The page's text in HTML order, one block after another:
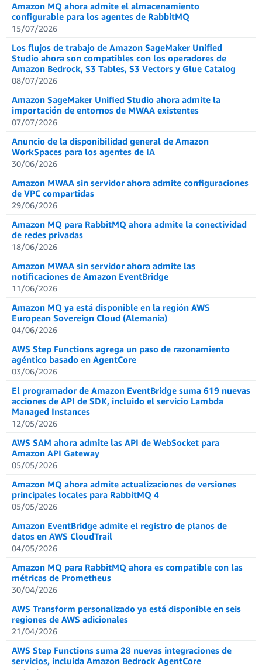
Amazon MQ ahora admite el almacenamiento
configurable para los agentes de RabbitMQ
15/07/2026
Los flujos de trabajo de Amazon SageMaker Unified
Studio ahora son compatibles con los operadores de
Amazon Bedrock, S3 Tables, S3 Vectors y Glue Catalog
08/07/2026
Amazon SageMaker Unified Studio ahora admite la
importación de entornos de MWAA existentes
07/07/2026
Anuncio de la disponibilidad general de Amazon
WorkSpaces para los agentes de IA
30/06/2026
Amazon MWAA sin servidor ahora admite configuraciones
de VPC compartidas
29/06/2026
Amazon MQ para RabbitMQ ahora admite la conectividad
de redes privadas
18/06/2026
Amazon MWAA sin servidor ahora admite las
notificaciones de Amazon EventBridge
11/06/2026
Amazon MQ ya está disponible en la región AWS
European Sovereign Cloud (Alemania)
04/06/2026
AWS Step Functions agrega un paso de razonamiento
agéntico basado en AgentCore
03/06/2026
El programador de Amazon EventBridge suma 619 nuevas
acciones de API de SDK, incluido el servicio Lambda
Managed Instances
12/05/2026
AWS SAM ahora admite las API de WebSocket para
Amazon API Gateway
05/05/2026
Amazon MQ ahora admite actualizaciones de versiones
principales locales para RabbitMQ 4
05/05/2026
Amazon EventBridge admite el registro de planos de
datos en AWS CloudTrail
04/05/2026
Amazon MQ para RabbitMQ ahora es compatible con las
métricas de Prometheus
30/04/2026
AWS Transform personalizado ya está disponible en seis
regiones de AWS adicionales
21/04/2026
AWS Step Functions suma 28 nuevas integraciones de
servicios, incluida Amazon Bedrock AgentCore